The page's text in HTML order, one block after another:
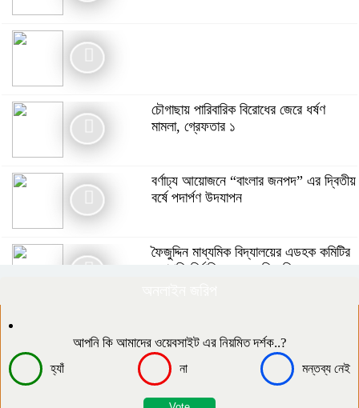
মর্যাদায় পালিত জুলাই গণঅভ্যুত্থান দিবস
আলোচনা সভা অনুষ্ঠিত
করবে সরকার” – প্রতিমন্ত্রী ফরহাদ হোসেন
আজাদ
চৌগাছায় পারিবারিক বিরোধের জেরে ধর্ষণ
মামলা, গ্রেফতার ১
বর্ণাঢ্য আয়োজনে “বাংলার জনপদ” এর দ্বিতীয়
বর্ষে পদার্পণ উদযাপন
ফৈজুদ্দিন মাধ্যমিক বিদ্যালয়ের এডহক কমিটির
সভাপতি নির্বাচিত হলেন মতিন কিরন
ভালোবাসায় সিক্ত তিন গুণী শিক্ষক।
​১৯ কিলোমিটার কাঁচা রাস্তা, খেসারত ৩০০
আপনি কি আমাদের ওয়েবসাইট এর নিয়মিত দর্শক..?
হ্যাঁ না মন্তব্য নেই